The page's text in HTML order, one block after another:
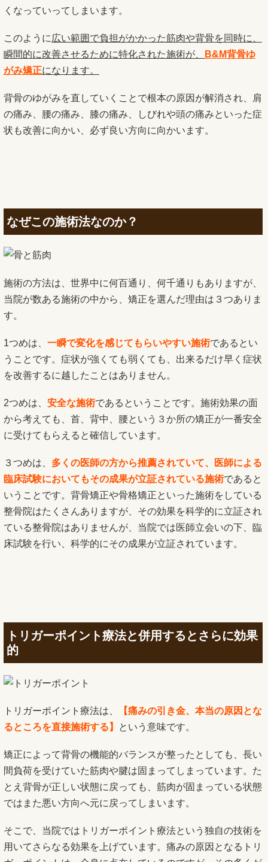
くなっていってしまいます。
このように 広い範囲で負担がかかった筋肉や背骨を同時に、
瞬間的に改善させるために特化された施術が、
B&M背骨ゆ
がみ矯正になります。
背骨のゆがみを直していくことで根本の原因が解消され、肩
の痛み、腰の痛み、膝の痛み、しびれや頭の痛みといった症
状も改善に向かい、必ず良い方向に向かいます。
なぜこの施術法なのか？
施術の方法は、世界中に何百通り、何千通りもありますが、
当院が数ある施術の中から、矯正を選んだ理由は３つありま
す。
1つめは、 一瞬で変化を感じてもらいやすい施術であるとい
うことです。症状が強くても弱くても、出来るだけ早く症状
を改善するに越したことはありません。
2つめは、 安全な施術であるということです。施術効果の面
から考えても、首、背中、腰という３か所の矯正が一番安全
に受けてもらえると確信しています。
３つめは、 多くの医師の方から推薦されていて、医師による
臨床試験においてもその成果が立証されている施術であると
いうことです。背骨矯正や骨格矯正といった施術をしている
整骨院はたくさんありますが、その効果を科学的に立証され
ている整骨院はありませんが、当院では医師立会いの下、臨
床試験を行い、科学的にその成果が立証されています。
トリガーポイント療法と併用するとさらに効果
的
トリガーポイント療法は、
【痛みの引き金、本当の原因とな
るところを直接施術する】
という意味です。
矯正によって背骨の機能的バランスが整ったとしても、長い
間負荷を受けていた筋肉や腱は固まってしまっています。た
とえ背骨が正しい状態に戻っても、筋肉が固まっている状態
ではまた悪い方向へ元に戻ってしまいます。
そこで、当院ではトリガーポイント療法という独自の技術を
用いてさらなる効果を上げています。痛みの原因となるトリ